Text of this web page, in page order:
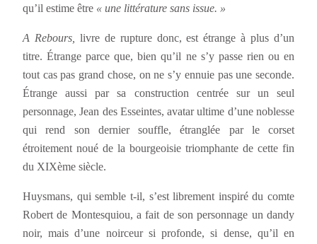
qu’il estime être « une littérature sans issue. »
A Rebours, livre de rupture donc, est étrange à plus d’un
titre. Étrange parce que, bien qu’il ne s’y passe rien ou en
tout cas pas grand chose, on ne s’y ennuie pas une seconde.
Étrange aussi par sa construction centrée sur un seul
personnage, Jean des Esseintes, avatar ultime d’une noblesse
qui rend son dernier souffle, étranglée par le corset
étroitement noué de la bourgeoisie triomphante de cette fin
du XIXème siècle.
Huysmans, qui semble t-il, s’est librement inspiré du comte
Robert de Montesquiou, a fait de son personnage un dandy
noir, mais d’une noirceur si profonde, si dense, qu’il en